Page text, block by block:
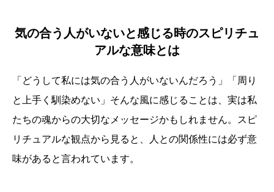
気の合う人がいないと感じる時のスピリチュ
アルな意味とは
「どうして私には気の合う人がいないんだろう」「周り
と上手く馴染めない」そんな風に感じることは、実は私
たちの魂からの大切なメッセージかもしれません。スピ
リチュアルな観点から見ると、人との関係性には必ず意
味があると言われています。